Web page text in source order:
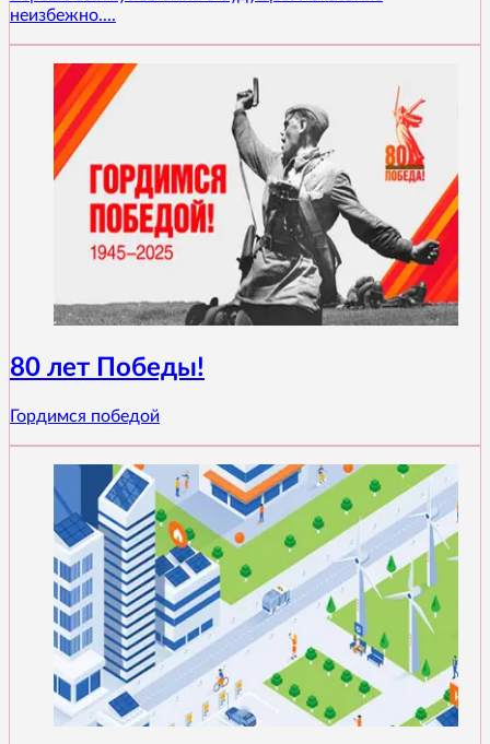
неизбежно....
80 лет Победы!
Гордимся победой